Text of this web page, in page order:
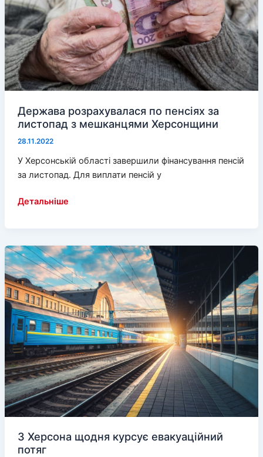
Держава розрахувалася по пенсіях за
листопад з мешканцями Херсонщини
28.11.2022
У Херсонській області завершили фінансування пенсій
за листопад. Для виплати пенсій у
Держава
пенсіях
за
листопад
з
мешканцями
Херсонщини
Детальніше
З Херсона щодня курсує евакуаційний
потяг